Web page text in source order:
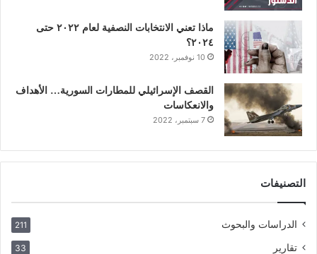
ماذا تعني الانتخابات النصفية لعام ٢٠٢٢ حتى
٢٠٢٤؟
10 نوفمبر، 2022
القصف الإسرائيلي للمطارات السورية… الأهداف
والانعكاسات
7 سبتمبر، 2022
التصنيفات
الدراسات والبحوث 211
تقارير 33